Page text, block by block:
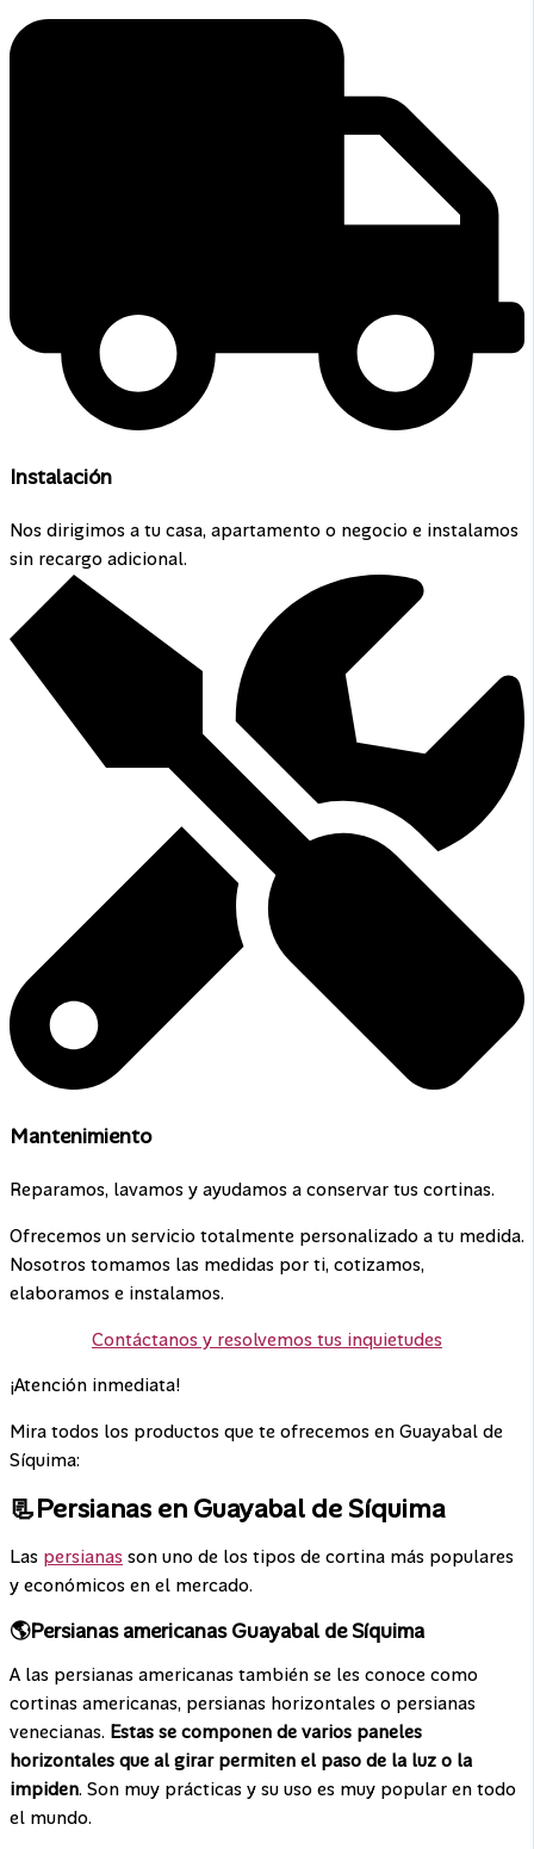
Instalación
Nos dirigimos a tu casa, apartamento o negocio e instalamos
sin recargo adicional.
Mantenimiento
Reparamos, lavamos y ayudamos a conservar tus cortinas.
Ofrecemos un servicio totalmente personalizado a tu medida.
Nosotros tomamos las medidas por ti, cotizamos,
elaboramos e instalamos.
Contáctanos y resolvemos tus inquietudes
¡Atención inmediata!
Mira todos los productos que te ofrecemos en Guayabal de
Síquima:
📃Persianas en Guayabal de Síquima
Las persianas son uno de los tipos de cortina más populares
y económicos en el mercado.
🌎Persianas americanas Guayabal de Síquima
A las persianas americanas también se les conoce como
cortinas americanas, persianas horizontales o persianas
venecianas. Estas se componen de varios paneles
horizontales que al girar permiten el paso de la luz o la
impiden. Son muy prácticas y su uso es muy popular en todo
el mundo.